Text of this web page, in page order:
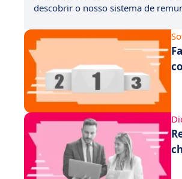
descobrir o nosso sistema de